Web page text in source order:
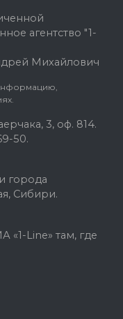
агентство "1-
Михайлович
3, оф. 814.
50.
города
Сибири.
«1-Line» там, где